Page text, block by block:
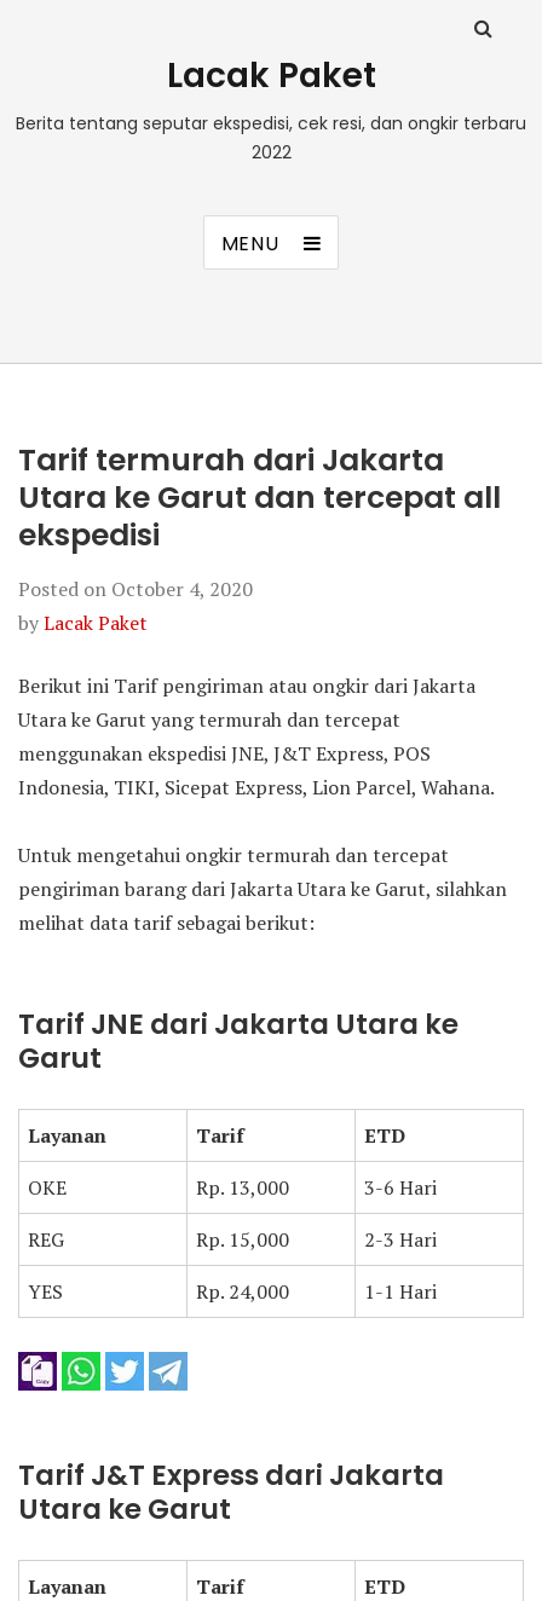
Lacak Paket
Berita tentang seputar ekspedisi, cek resi, dan ongkir terbaru
2022
MENU
Tarif termurah dari Jakarta
Utara ke Garut dan tercepat all
ekspedisi
Posted on October 4, 2020
byLacak Paket
Berikut ini Tarif pengiriman atau ongkir dari Jakarta
Utara ke Garut yang termurah dan tercepat
menggunakan ekspedisi JNE, J&T Express, POS
Indonesia, TIKI, Sicepat Express, Lion Parcel, Wahana.
Untuk mengetahui ongkir termurah dan tercepat
pengiriman barang dari Jakarta Utara ke Garut, silahkan
melihat data tarif sebagai berikut:
Tarif JNE dari Jakarta Utara ke
Garut
Layanan Tarif
ETD
OKE
Rp. 13,000
3-6 Hari
REG
Rp. 15,000
2-3 Hari
YES
Rp. 24,000 1-1 Hari
Tarif J&T Express dari Jakarta
Utara ke Garut
Layanan Tarif
ETD